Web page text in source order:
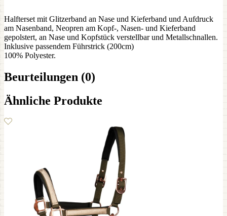
Halfterset mit Glitzerband an Nase und Kieferband und Aufdruck
am Nasenband, Neopren am Kopf-, Nasen- und Kieferband
gepolstert, an Nase und Kopfstück verstellbar und Metallschnallen.
Inklusive passendem Führstrick (200cm)
100% Polyester.
Beurteilungen (0)
Ähnliche Produkte